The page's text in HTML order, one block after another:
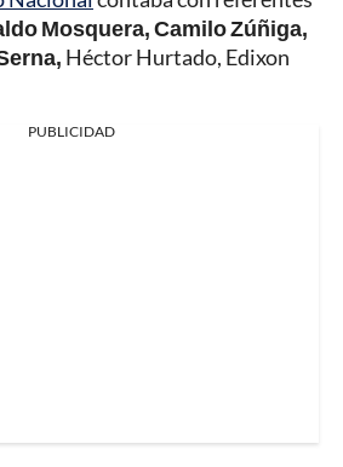
Mosquera, Camilo Zúñiga,
Héctor Hurtado, Edixon
PUBLICIDAD